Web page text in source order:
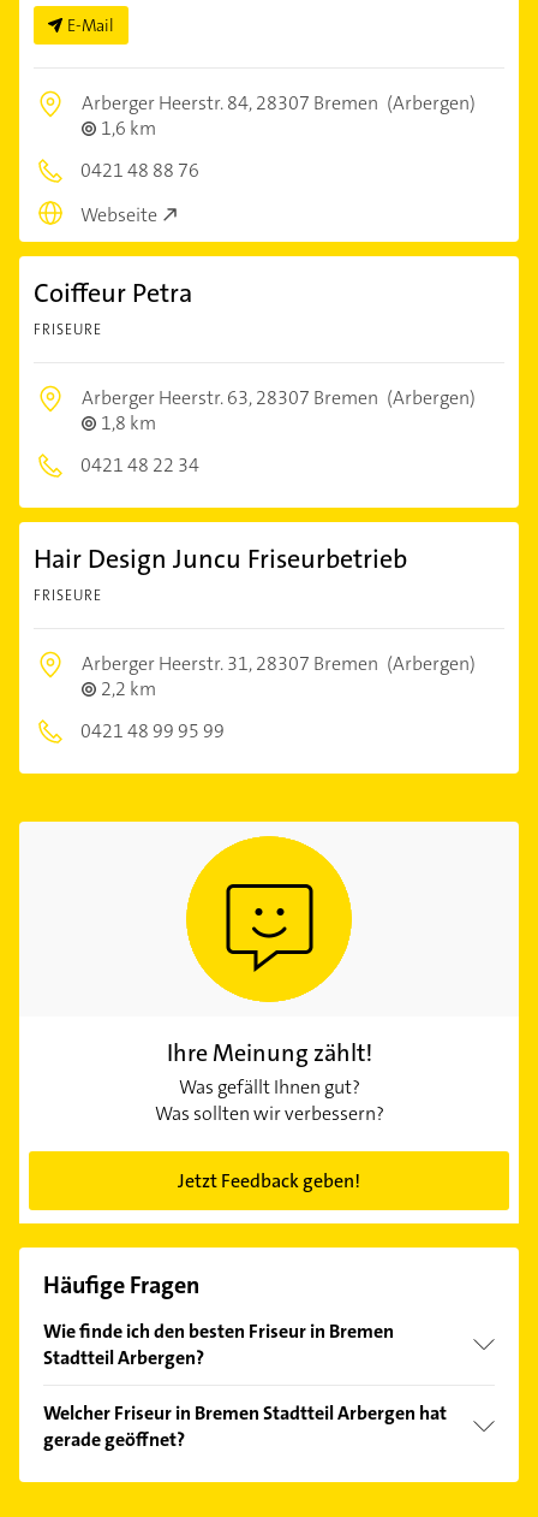
E-Mail
Arberger Heerstr. 84,28307 Bremen (Arbergen)
1,6 km
0421 48 88 76
Webseite
Coiffeur Petra
FRISEURE
Arberger Heerstr. 63,28307 Bremen (Arbergen)
1,8 km
0421 48 22 34
Hair Design Juncu Friseurbetrieb
FRISEURE
Arberger Heerstr. 31,28307 Bremen (Arbergen)
2,2 km
0421 48 99 95 99
Ihre Meinung zählt!
Was gefällt Ihnen gut?
Was sollten wir verbessern?
Jetzt Feedback geben!
Häufige Fragen
Wie finde ich den besten Friseur in Bremen
Stadtteil Arbergen?
Kundenmeinungen und profitieren Sie von den
Empfehlungen. Die Suchergebnisse können Sie sich
einfach nachBewertungensortiert anzeigen lassen.
Welcher Friseur in Bremen Stadtteil Arbergen hat
gerade geöffnet?
Im Anbieter-Bereich finden Sie alleÖffnungszeiten.